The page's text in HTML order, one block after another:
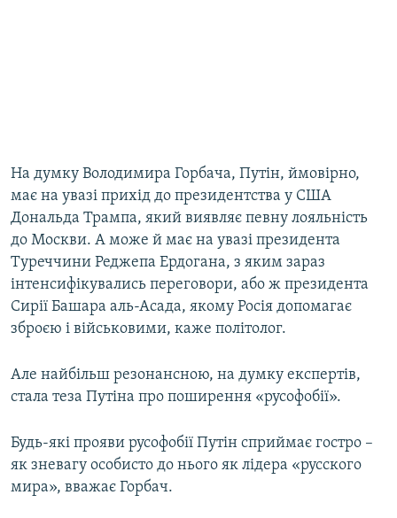
На думку Володимира Горбача, Путін, ймовірно,
має на увазі прихід до президентства у США
Дональда Трампа, який виявляє певну лояльність
до Москви. А може й має на увазі президента
Туреччини Реджепа Ердогана, з яким зараз
інтенсифікувались переговори, або ж президента
Сирії Башара аль-Асада, якому Росія допомагає
зброєю і військовими, каже політолог.
Але найбільш резонансною, на думку експертів,
стала теза Путіна про поширення «русофобії».
Будь-які прояви русофобії Путін сприймає гостро –
як зневагу особисто до нього як лідера «русского
мира», вважає Горбач.